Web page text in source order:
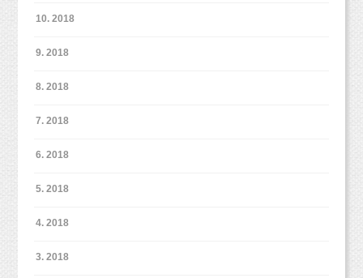
10. 2018
9. 2018
8. 2018
7. 2018
6. 2018
5. 2018
4. 2018
3. 2018